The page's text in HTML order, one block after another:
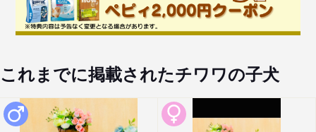
これまでに掲載されたチワワの子犬